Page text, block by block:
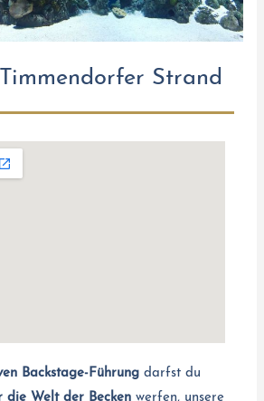
Strand
Backstage-Führung darfst du
die Welt der Becken werfen, unsere